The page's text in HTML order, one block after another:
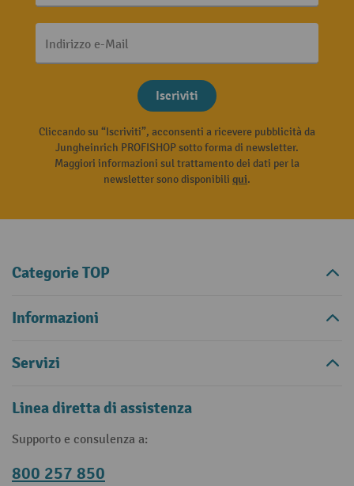
Indirizzo e-Mail
Iscriviti
Cliccando su “Iscriviti”, acconsenti a ricevere pubblicità da
Jungheinrich PROFISHOP sotto forma di newsletter.
Maggiori informazioni sul trattamento dei dati per la
newsletter sono disponibili qui.
Categorie TOP
Informazioni
Servizi
Linea diretta di assistenza
Supporto e consulenza a:
800 257 850